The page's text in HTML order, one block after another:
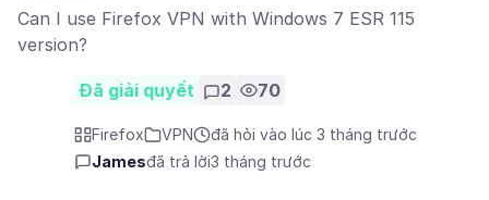
Can I use Firefox VPN with Windows 7 ESR 115
version?
Đã giải quyết 2 70
Firefox VPN
đã hỏi vào lúc 3 tháng trước
Jamesđã trả lời3 tháng trước